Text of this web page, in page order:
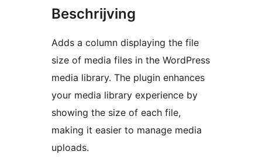
Beschrijving
Adds a column displaying the file
size of media files in the WordPress
media library. The plugin enhances
your media library experience by
showing the size of each file,
making it easier to manage media
uploads.